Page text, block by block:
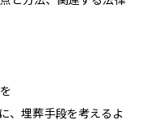
、埋葬手段を考えるよ